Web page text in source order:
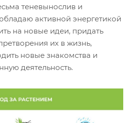
теневынослив и
активной энергетикой
на новые идеи, придать
их в жизнь,
новые знакомства и
деятельность.